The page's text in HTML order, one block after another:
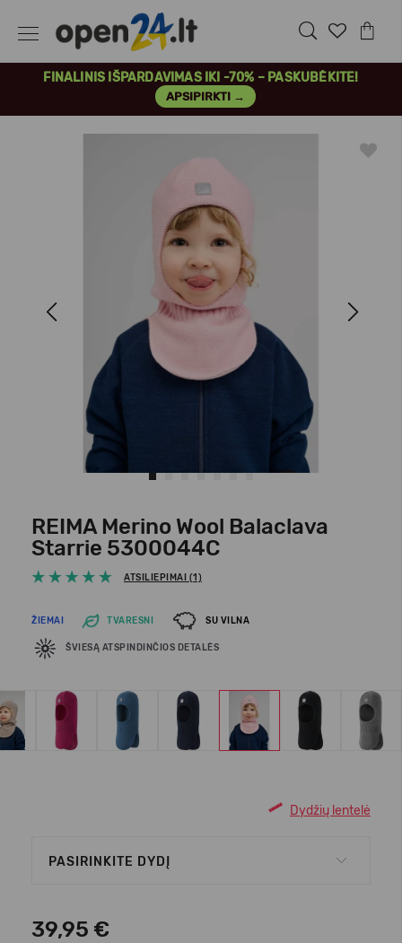
FINALINIS IŠPARDAVIMAS IKI -70% – PASKUBĖKITE!
APSIPIRKTI →
Next
REIMA Merino Wool Balaclava
Starrie 5300044C
ATSILIEPIMAI (1)
ŽIEMAI TVARESNI SU VILNA
ŠVIESĄ ATSPINDINČIOS DETALĖS
Dydžių lentelė
PASIRINKITE DYDĮ
39,95 €